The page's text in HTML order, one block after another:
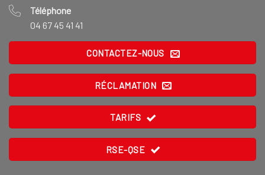
Téléphone
04 67 45 41 41
CONTACTEZ-NOUS
RÉCLAMATION
TARIFS
RSE-QSE